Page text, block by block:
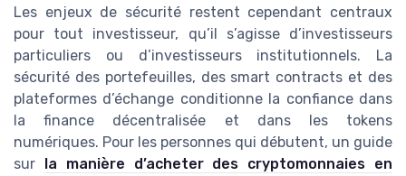
Les enjeux de sécurité restent cependant centraux
pour tout investisseur, qu’il s’agisse d’investisseurs
particuliers ou d’investisseurs institutionnels. La
sécurité des portefeuilles, des smart contracts et des
plateformes d’échange conditionne la confiance dans
la finance décentralisée et dans les tokens
numériques. Pour les personnes qui débutent, un guide
sur
la manière d’acheter des cryptomonnaies en